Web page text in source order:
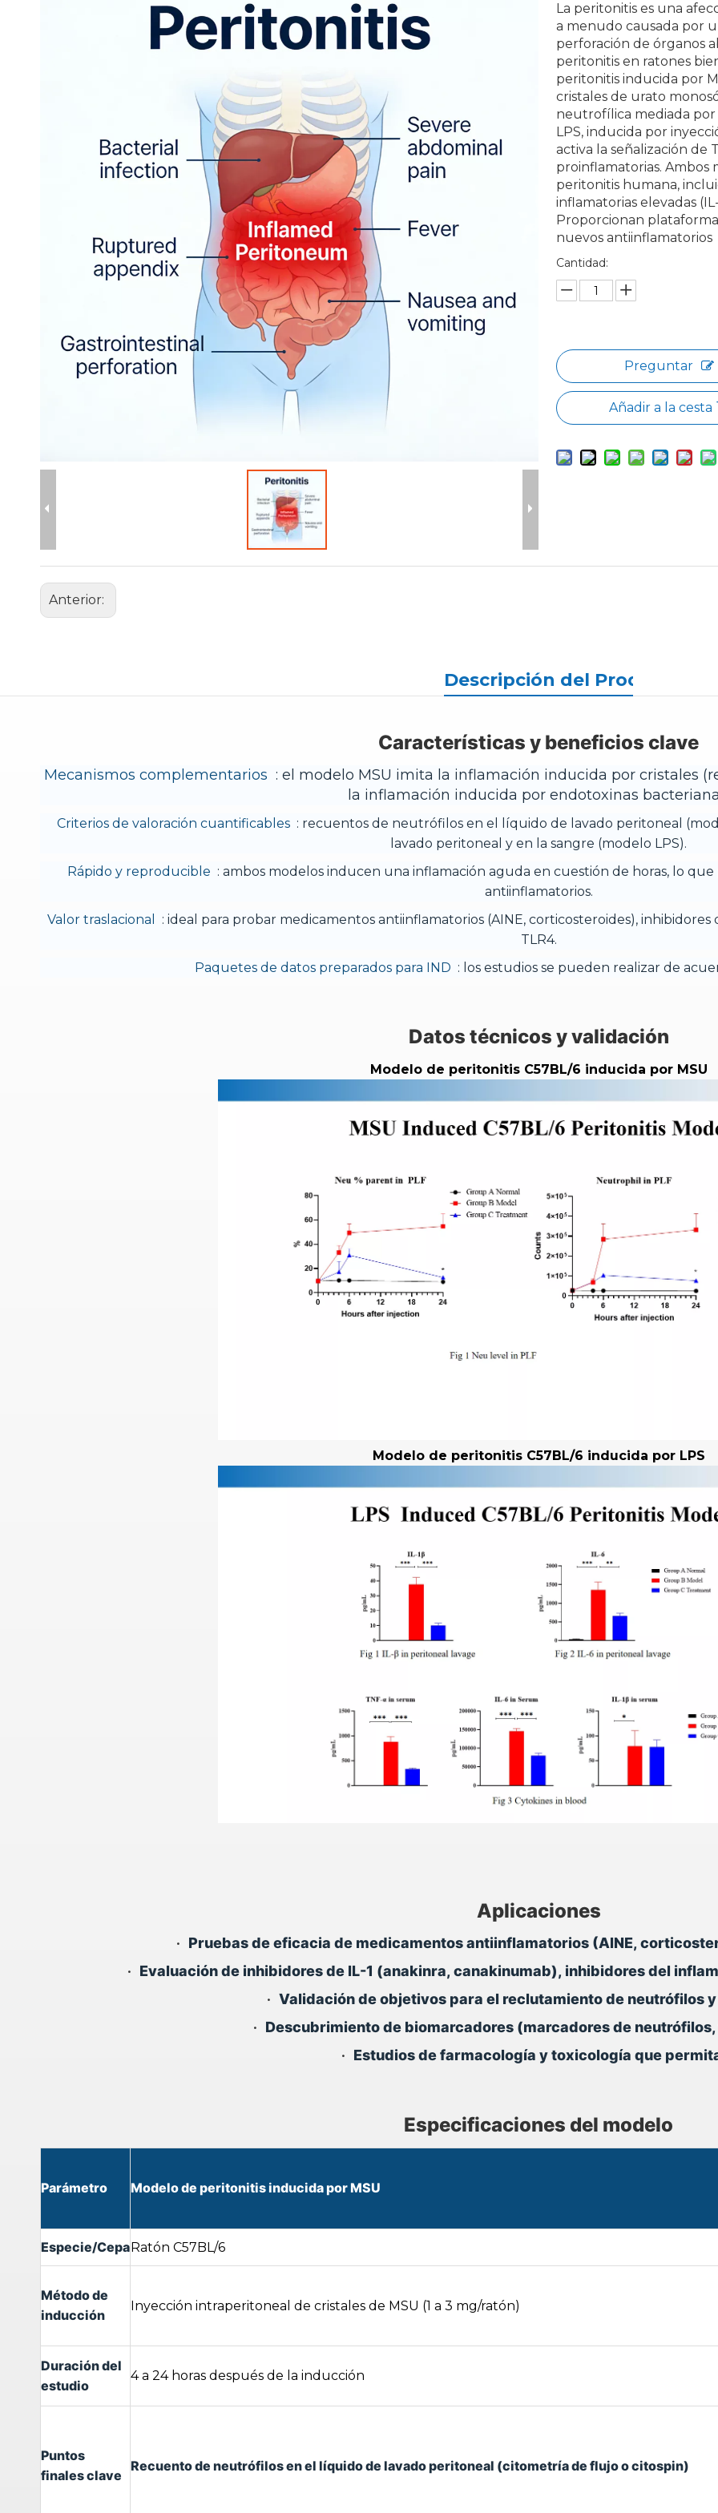
La peritonitis es una
a menudo causada por
perforación de órganos
peritonitis en ratones
peritonitis inducida por
cristales de urato
neutrofílica mediada por
LPS, inducida por
activa la señalización de
proinflamatorias. Ambos
peritonitis humana,
inflamatorias elevadas
Proporcionan
nuevos antiinflamatorios
Cantidad:
Preguntar
Añadir a la cesta
Anterior:
Descripción del Producto
Características y beneficios clave
Mecanismos complementarios : el modelo MSU imita la inflamación inducida por cristales
la inflamación inducida por endotoxinas
Criterios de valoración cuantificables : recuentos de neutrófilos en el líquido de lavado peritoneal
lavado peritoneal y en la sangre (modelo LPS).
Rápido y reproducible : ambos modelos inducen una inflamación aguda en cuestión de horas, lo
antiinflamatorios.
Valor traslacional
: ideal para probar medicamentos antiinflamatorios (AINE, corticosteroides),
TLR4.
Paquetes de datos preparados para IND : los estudios se pueden realizar de
Datos técnicos y validación
Modelo de peritonitis C57BL/6 inducida por MSU
Modelo de peritonitis C57BL/6 inducida por LPS
Aplicaciones
• Pruebas de eficacia de medicamentos antiinflamatorios (AINE,
• Evaluación de inhibidores de IL-1 (anakinra, canakinumab), inhibidores del
• Validación de objetivos para el reclutamiento de neutrófilos
• Descubrimiento de biomarcadores (marcadores de
• Estudios de farmacología y toxicología que
Especificaciones del modelo
Parámetro Modelo de peritonitis inducida por MSU
Especie/CepaRatón C57BL/6
Método de
inducción
Inyección intraperitoneal de cristales de MSU (1 a 3 mg/ratón)
Duración del
estudio
4 a 24 horas después de la inducción
Puntos
finales clave
Recuento de neutrófilos en el líquido de lavado peritoneal (citometría de flujo o citospin)